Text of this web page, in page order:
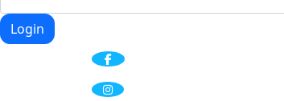
Login